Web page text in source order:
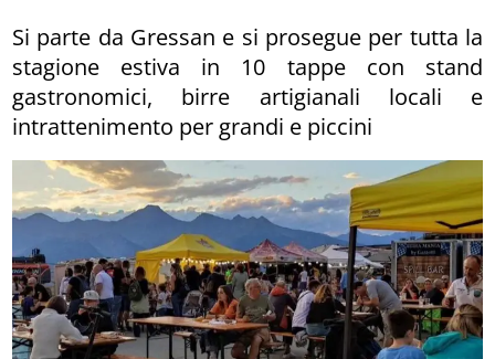
Si parte da Gressan e si prosegue per tutta la
stagione estiva in 10 tappe con stand
gastronomici, birre artigianali locali e
intrattenimento per grandi e piccini